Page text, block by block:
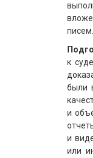
писем.
к
были
и
и
или